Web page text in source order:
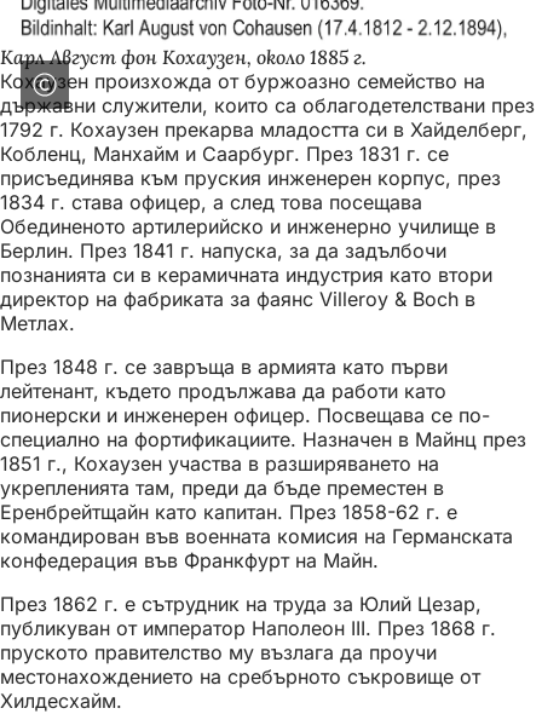
Карл Август фон Кохаузен, около 1885 г.
Кохаузен произхожда от буржоазно семейство на
държавни служители, които са облагодетелствани през
1792 г. Кохаузен прекарва младостта си в Хайделберг,
Кобленц, Манхайм и Саарбург. През 1831 г. се
присъединява към пруския инженерен корпус, през
1834 г. става офицер, а след това посещава
Обединеното артилерийско и инженерно училище в
Берлин. През 1841 г. напуска, за да задълбочи
познанията си в керамичната индустрия като втори
директор на фабриката за фаянс Villeroy & Boch в
Метлах.
През 1848 г. се завръща в армията като първи
лейтенант, където продължава да работи като
пионерски и инженерен офицер. Посвещава се по-
специално на фортификациите. Назначен в Майнц през
1851 г., Кохаузен участва в разширяването на
укрепленията там, преди да бъде преместен в
Еренбрейтщайн като капитан. През 1858-62 г. е
командирован във военната комисия на Германската
конфедерация във Франкфурт на Майн.
През 1862 г. е сътрудник на труда за Юлий Цезар,
публикуван от император Наполеон III. През 1868 г.
пруското правителство му възлага да проучи
местонахождението на сребърното съкровище от
Хилдесхайм.